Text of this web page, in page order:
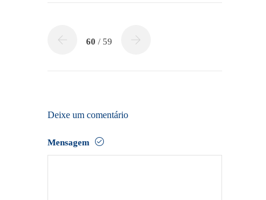
60 / 59
Deixe um comentário
Mensagem